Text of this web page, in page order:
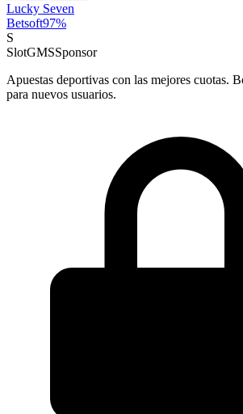
Lucky Seven
Betsoft97%
S
SlotGMSSponsor
Apuestas deportivas con las mejores cuotas.
para nuevos usuarios.